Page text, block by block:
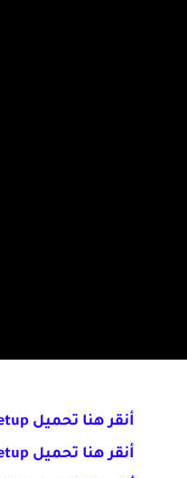
أنقر هنا تحميل WinNTSetup رابط 1
أنقر هنا تحميل WinNTSetup رابط 2